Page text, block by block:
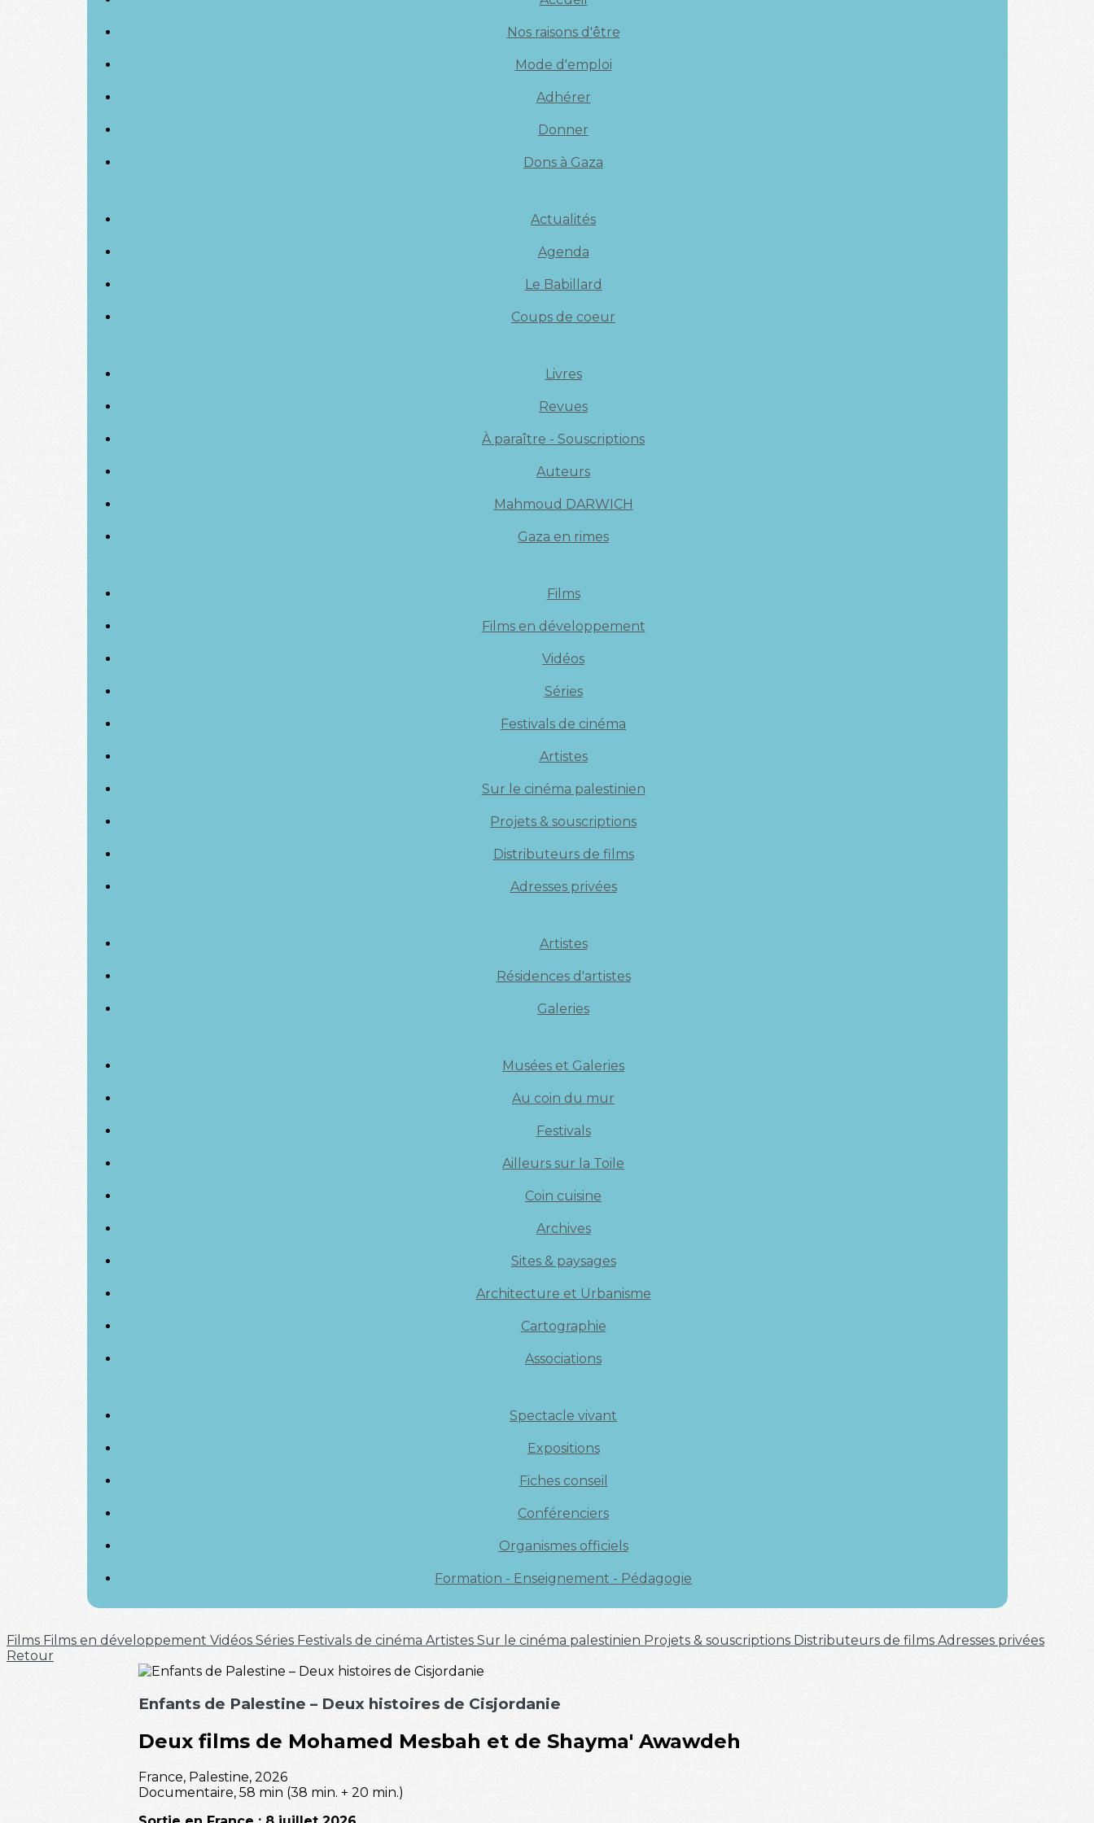
Nos raisons d'être
Mode d'emploi
Adhérer
Donner
Dons à Gaza
Actualités
Agenda
Le Babillard
Coups de coeur
Livres
Revues
À paraître - Souscriptions
Auteurs
Mahmoud DARWICH
Gaza en rimes
Films
Films en développement
Vidéos
Séries
Festivals de cinéma
Artistes
Sur le cinéma palestinien
Projets & souscriptions
Distributeurs de films
Adresses privées
Artistes
Résidences d'artistes
Galeries
Musées et Galeries
Au coin du mur
Festivals
Ailleurs sur la Toile
Coin cuisine
Archives
Sites & paysages
Architecture et Urbanisme
Cartographie
Associations
Spectacle vivant
Expositions
Fiches conseil
Conférenciers
Organismes officiels
Formation - Enseignement - Pédagogie
Films Films en développement Vidéos Séries Festivals de cinéma Artistes Sur le cinéma palestinien Projets & souscriptions Distributeurs de films Adresses privées
Retour
Enfants de Palestine – Deux histoires de Cisjordanie
Deux films de Mohamed Mesbah et de Shayma' Awawdeh
France, Palestine, 2026
Documentaire, 58 min (38 min. + 20 min.)